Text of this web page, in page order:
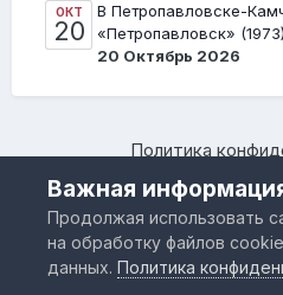
ОКТ
20
В Петропавловске-
«Петропавловск» (1973)
20 Октябрь 2026
Политика
Камчатский региональный
Powered by
Важная
Продолжая использовать
на обработку файлов
данных.Политика